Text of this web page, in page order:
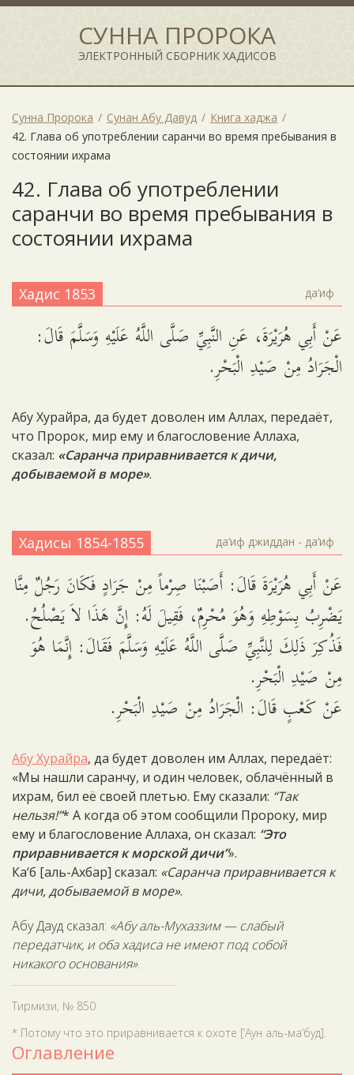
СУННА ПРОРОКА
ЭЛЕКТРОННЫЙ СБОРНИК ХАДИСОВ
Сунна Пророка Сунан Абу Давуд
Книга хаджа
42. Глава об употреблении саранчи во время пребывания в
состоянии ихрама
42. Глава об употреблении
саранчи во время пребывания в
состоянии ихрама
Хадис 1853 да‘иф
عَنْ أَبِي هُرَيْرَةَ، عَنِ النَّبِيِّ صَلَّى اللَّهُ عَلَيْهِ وَسَلَّمَ قَالَ:
الْجَرَادُ مِنْ صَيْدِ الْبَحْرِ.
Абу Хурайра, да будет доволен им Аллах, передаёт,
что Пророк, мир ему и благословение Аллаха,
сказал: «Саранча приравнивается к дичи,
добываемой в море».
Хадисы 1854-1855 да‘иф джиддан - да‘иф
عَنْ أَبِي هُرَيْرَةَ قَالَ: أَصَبْنَا صِرْماً مِنْ جَرَادٍ فَكَانَ رَجُلٌ مِنَّا
يَضْرِبُ بِسَوْطِهِ وَهُوَ مُحْرِمٌ، فَقِيلَ لَهُ: إِنَّ هَذَا لاَ يَصْلُحُ.
فَذُكِرَ ذَلِكَ لِلنَّبِيِّ صَلَّى اللَّهُ عَلَيْهِ وَسَلَّمَ فَقَالَ: إِنَّمَا هُوَ
مِنْ صَيْدِ الْبَحْرِ.
عَنْ كَعْبٍ قَالَ: الْجَرَادُ مِنْ صَيْدِ الْبَحْرِ.
Абу Хурайра, да будет доволен им Аллах, передаёт:
«Мы нашли саранчу, и один человек, облачённый в
ихрам, бил её своей плетью. Ему сказали: “Так
нельзя!”* А когда об этом сообщили Пророку, мир
ему и благословение Аллаха, он сказал: “Это
приравнивается к морской дичи”».
Ка‘б [аль-Ахбар] сказал: «Саранча приравнивается к
дичи, добываемой в море».
Абу Дауд сказал: «Абу аль-Мухаззим — слабый
передатчик, и оба хадиса не имеют под собой
никакого основания».
Тирмизи, № 850
* Потому что это приравнивается к охоте [‘Аун аль-ма‘буд].
Оглавление